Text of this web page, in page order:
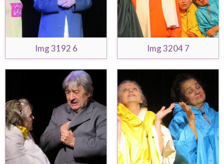
Img 3192 6 Img 3204 7